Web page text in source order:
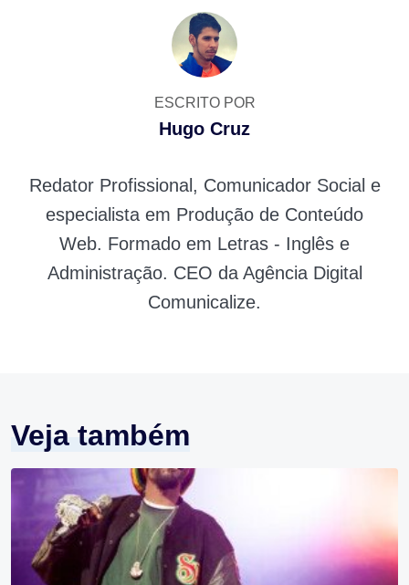
ESCRITO POR
Hugo Cruz
Redator Profissional, Comunicador Social e
especialista em Produção de Conteúdo
Web. Formado em Letras - Inglês e
Administração. CEO da Agência Digital
Comunicalize.
Veja também